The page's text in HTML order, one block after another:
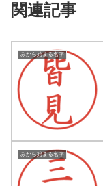
関連記事
みから始まる名字
みから始まる名字